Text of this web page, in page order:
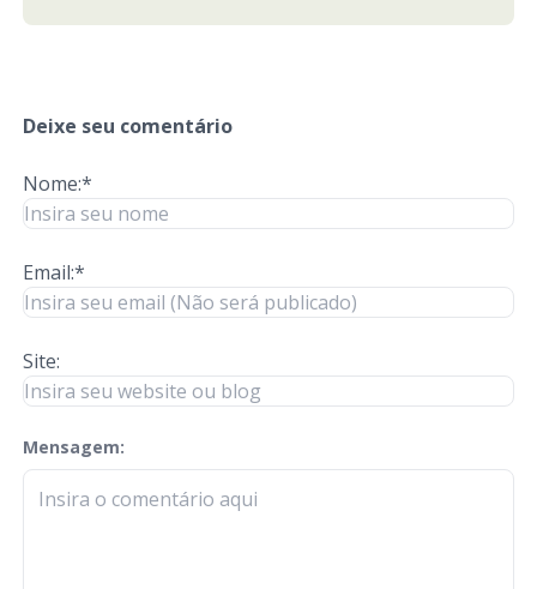
Deixe seu comentário
Nome:*
Email:*
Site:
Mensagem:
check-terms